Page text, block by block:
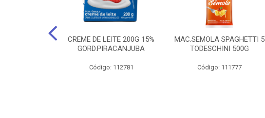
CREME DE LEITE 200G 15%
GORD.PIRACANJUBA
Código: 112781
MAC.SEMOLA SPAGHETTI 5
TODESCHINI 500G
Código: 111777